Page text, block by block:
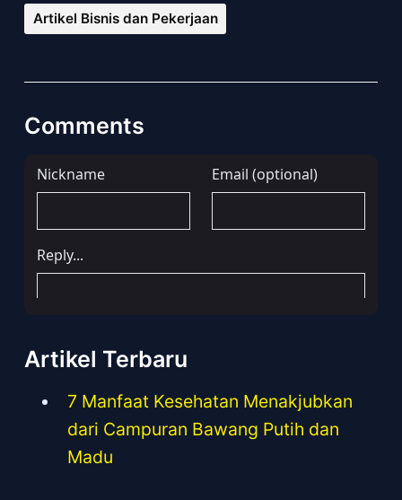
Artikel Bisnis dan Pekerjaan
Comments
Artikel Terbaru
7 Manfaat Kesehatan Menakjubkan
dari Campuran Bawang Putih dan
Madu